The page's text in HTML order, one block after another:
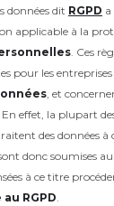
données dit RGPD a
applicable à la
. Ces
pour les
, et
En effet, la plupart
des données à
donc soumises au
à ce titre
RGPD.